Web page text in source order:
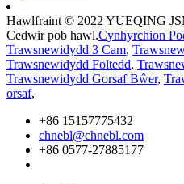
Hawlfraint © 2022 YUEQING
Cedwir pob hawl.Cynhyrchion
Trawsnewidydd 3 Cam,
Trawsnewidydd Foltedd,
Trawsnewidydd Gorsaf Bŵer,
orsaf,
+86 15157775432
chnebl@chnebl.com
+86 0577-27885177